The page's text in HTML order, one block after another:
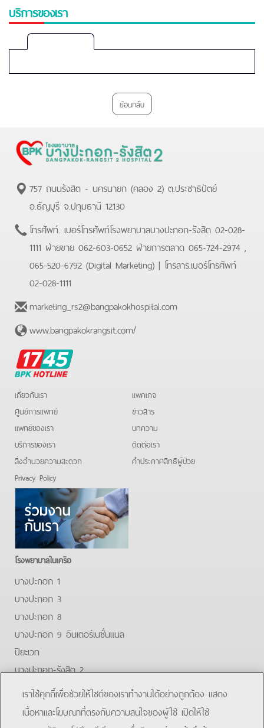
บริการของเรา
Bangpakok-
ย้อนกลับ
757 ถนนรังสิต - นครนายก (คลอง 2) ต.ประชาธิปัตย์
อ.ธัญบุรี จ.ปทุมธานี 12130
โทรศัพท์. เบอร์โทรศัพท์โรงพยาบาลบางปะกอก-รังสิต 02-028-
1111 ฝ่ายขาย 062-603-0652 ฝ่ายการตลาด 065-724-2974 ,
065-520-6792 (Digital Marketing) | โทรสาร.เบอร์โทรศัพท์
02-028-1111
marketing_rs2@bangpakokhospital.com
www.bangpakokrangsit.com/
BPK
Hotline
เกี่ยวกับเรา
ศูนย์การแพทย์
แพทย์ของเรา
บริการของเรา
สิ่งอำนวยความสะดวก
Privacy Policy
แพคเกจ
ข่าวสาร
บทความ
ติดต่อเรา
คําประกาศสิทธิผู้ป่วย
โรงพยาบาลในเครือ
บางปะกอก 1
บางปะกอก 3
บางปะกอก 8
บางปะกอก 9 อินเตอร์เนชั่นแนล
ปิยะเวท
บางปะกอก-รังสิต 2
บางปะกอกสมุทรปราการ
FacebookYoutube
เราใช้คุกกี้เพื่อช่วยให้ไซต์ของเราทำงานได้อย่างถูกต้อง แสดง
เนื้อหาและโฆษณาที่ตรงกับความสนใจของผู้ใช้ เปิดให้ใช้